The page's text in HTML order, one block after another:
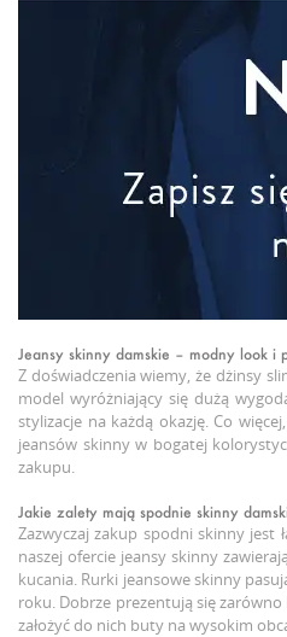
Jeansy skinny damskie – modny look i
Z doświadczenia wiemy, że dżinsy
model wyróżniający się dużą
stylizacje na każdą okazję. Co
jeansów skinny w bogatej
zakupu.
Jakie zalety mają spodnie skinny
Zazwyczaj zakup spodni skinny jest
naszej ofercie jeansy skinny
kucania. Rurki jeansowe skinny
roku. Dobrze prezentują się
założyć do nich buty na wysokim